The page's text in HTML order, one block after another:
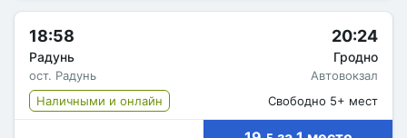
18:58
Радунь
ост. Радунь
20:24
Гродно
Автовокзал
Наличными и онлайн
Свободно 5+ мест